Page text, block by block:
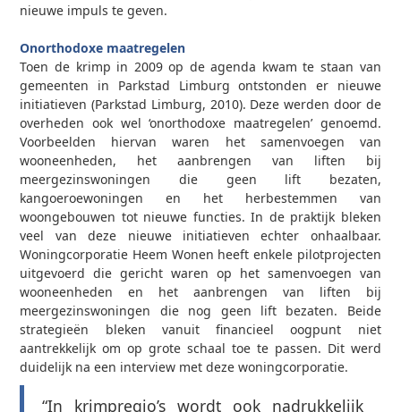
nieuwe impuls te geven.
Onorthodoxe maatregelen
Toen de krimp in 2009 op de agenda kwam te staan van
gemeenten in Parkstad Limburg ontstonden er nieuwe
initiatieven (Parkstad Limburg, 2010). Deze werden door de
overheden ook wel ‘onorthodoxe maatregelen’ genoemd.
Voorbeelden hiervan waren het samenvoegen van
wooneenheden, het aanbrengen van liften bij
meergezinswoningen die geen lift bezaten,
kangoeroewoningen en het herbestemmen van
woongebouwen tot nieuwe functies. In de praktijk bleken
veel van deze nieuwe initiatieven echter onhaalbaar.
Woningcorporatie Heem Wonen heeft enkele pilotprojecten
uitgevoerd die gericht waren op het samenvoegen van
wooneenheden en het aanbrengen van liften bij
meergezinswoningen die nog geen lift bezaten. Beide
strategieën bleken vanuit financieel oogpunt niet
aantrekkelijk om op grote schaal toe te passen. Dit werd
duidelijk na een interview met deze woningcorporatie.
“In krimpregio’s wordt ook nadrukkelijk